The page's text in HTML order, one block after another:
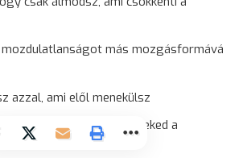
más mozgásformává
azzal, ami elől menekülsz
mit akar üzenni neked a